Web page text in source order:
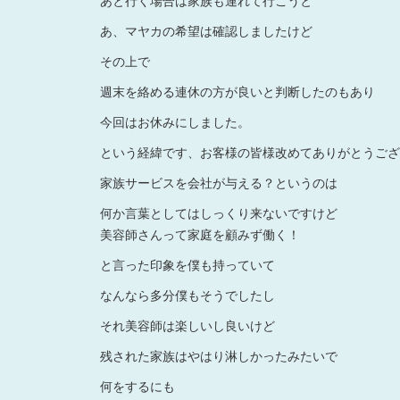
あ、マヤカの希望は確認しましたけど
その上で
週末を絡める連休の方が良いと判断したのもあり
今回はお休みにしました。
という経緯です、お客様の皆様改めてありがとうご
家族サービスを会社が与える？というのは
何か言葉としてはしっくり来ないですけど
美容師さんって家庭を顧みず働く！
と言った印象を僕も持っていて
なんなら多分僕もそうでしたし
それ美容師は楽しいし良いけど
残された家族はやはり淋しかったみたいで
何をするにも